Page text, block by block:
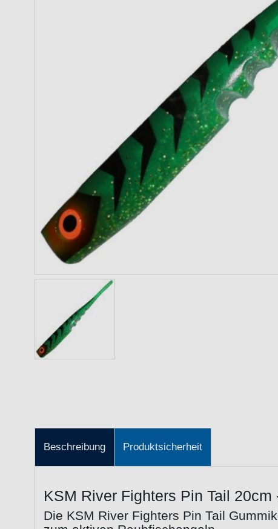
Beschreibung Produktsicherheit
KSM River Fighters Pin Tail 20cm
Die KSM River Fighters Pin Tail